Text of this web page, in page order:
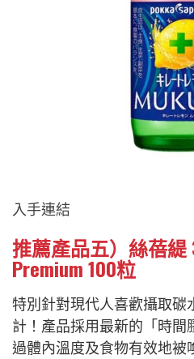
入手連結
推薦產品五）絲蓓
Premium 100粒
特別針對現代人喜歡攝取碳
計！產品採用最新的「時間
過體內溫度及食物有效地被